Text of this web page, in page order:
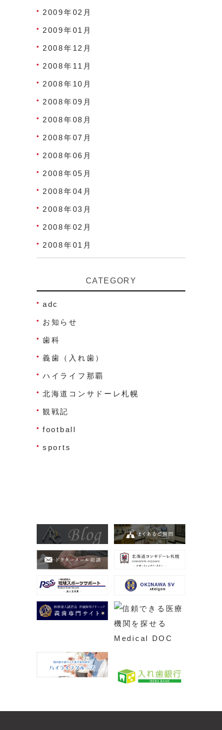
2009年02月
2009年01月
2008年12月
2008年11月
2008年10月
2008年09月
2008年08月
2008年07月
2008年06月
2008年05月
2008年04月
2008年03月
2008年02月
2008年01月
CATEGORY
adc
お知らせ
歯科
義歯（入れ歯）
ハイライフ那覇
北海道コンサドーレ札幌
観戦記
football
sports